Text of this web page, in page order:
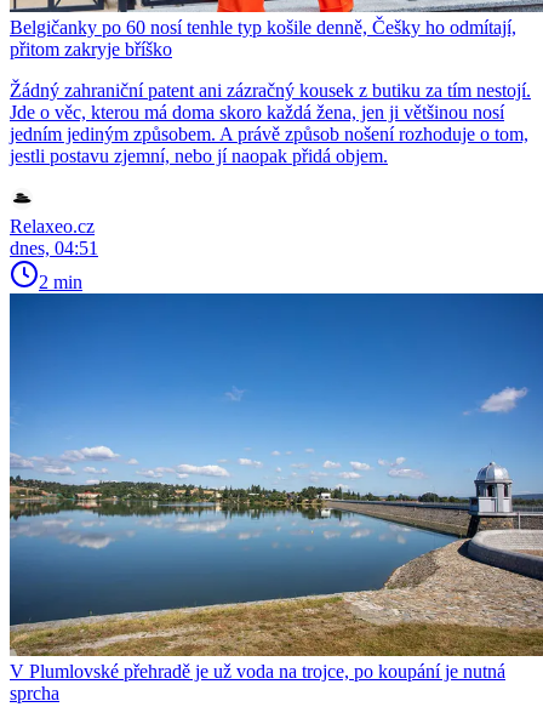
Belgičanky po 60 nosí tenhle typ košile denně, Češky ho odmítají,
přitom zakryje bříško
Žádný zahraniční patent ani zázračný kousek z butiku za tím nestojí.
Jde o věc, kterou má doma skoro každá žena, jen ji většinou nosí
jedním jediným způsobem. A právě způsob nošení rozhoduje o tom,
jestli postavu zjemní, nebo jí naopak přidá objem.
Relaxeo.cz
dnes, 04:51
2 min
V Plumlovské přehradě je už voda na trojce, po koupání je nutná
sprcha